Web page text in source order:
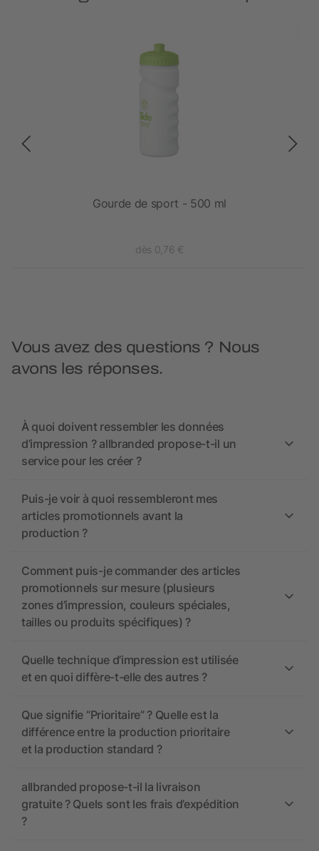
Gourde de sport - 500 ml
dès 0,76 €
Vous avez des questions ? Nous
avons les réponses.
À quoi doivent ressembler les données
d’impression ? allbranded propose-t-il un
service pour les créer ?
Puis-je voir à quoi ressembleront mes
articles promotionnels avant la
production ?
Comment puis-je commander des articles
promotionnels sur mesure (plusieurs
zones d’impression, couleurs spéciales,
tailles ou produits spécifiques) ?
Quelle technique d’impression est utilisée
et en quoi diffère-t-elle des autres ?
Que signifie “Prioritaire” ? Quelle est la
différence entre la production prioritaire
et la production standard ?
allbranded propose-t-il la livraison
gratuite ? Quels sont les frais d’expédition
?